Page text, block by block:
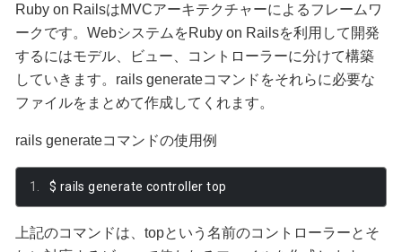
Ruby on RailsはMVCアーキテクチャーによるフレームワ
ークです。WebシステムをRuby on Railsを利用して開発
するにはモデル、ビュー、コントローラーに分けて構築
していきます。rails generateコマンドをそれらに必要な
ファイルをまとめて作成してくれます。
rails generateコマンドの使用例
$ rails generate controller top
上記のコマンドは、topという名前のコントローラーとそ